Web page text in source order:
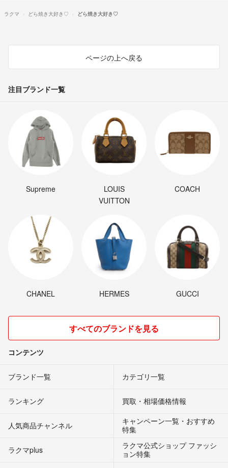
ラクマ どら焼き大好き♡ どら焼き大好き♡
ページの上へ戻る
注目ブランド一覧
Supreme
LOUIS
VUITTON
COACH
CHANEL HERMES GUCCI
すべてのブランドを見る
コンテンツ
ブランド一覧 カテゴリ一覧
ランキング 買取・相場価格情報
人気商品チャンネル
キャンペーン一覧・おすすめ
特集
ラクマplus
ラクマ公式ショップ ファッシ
ョン特集